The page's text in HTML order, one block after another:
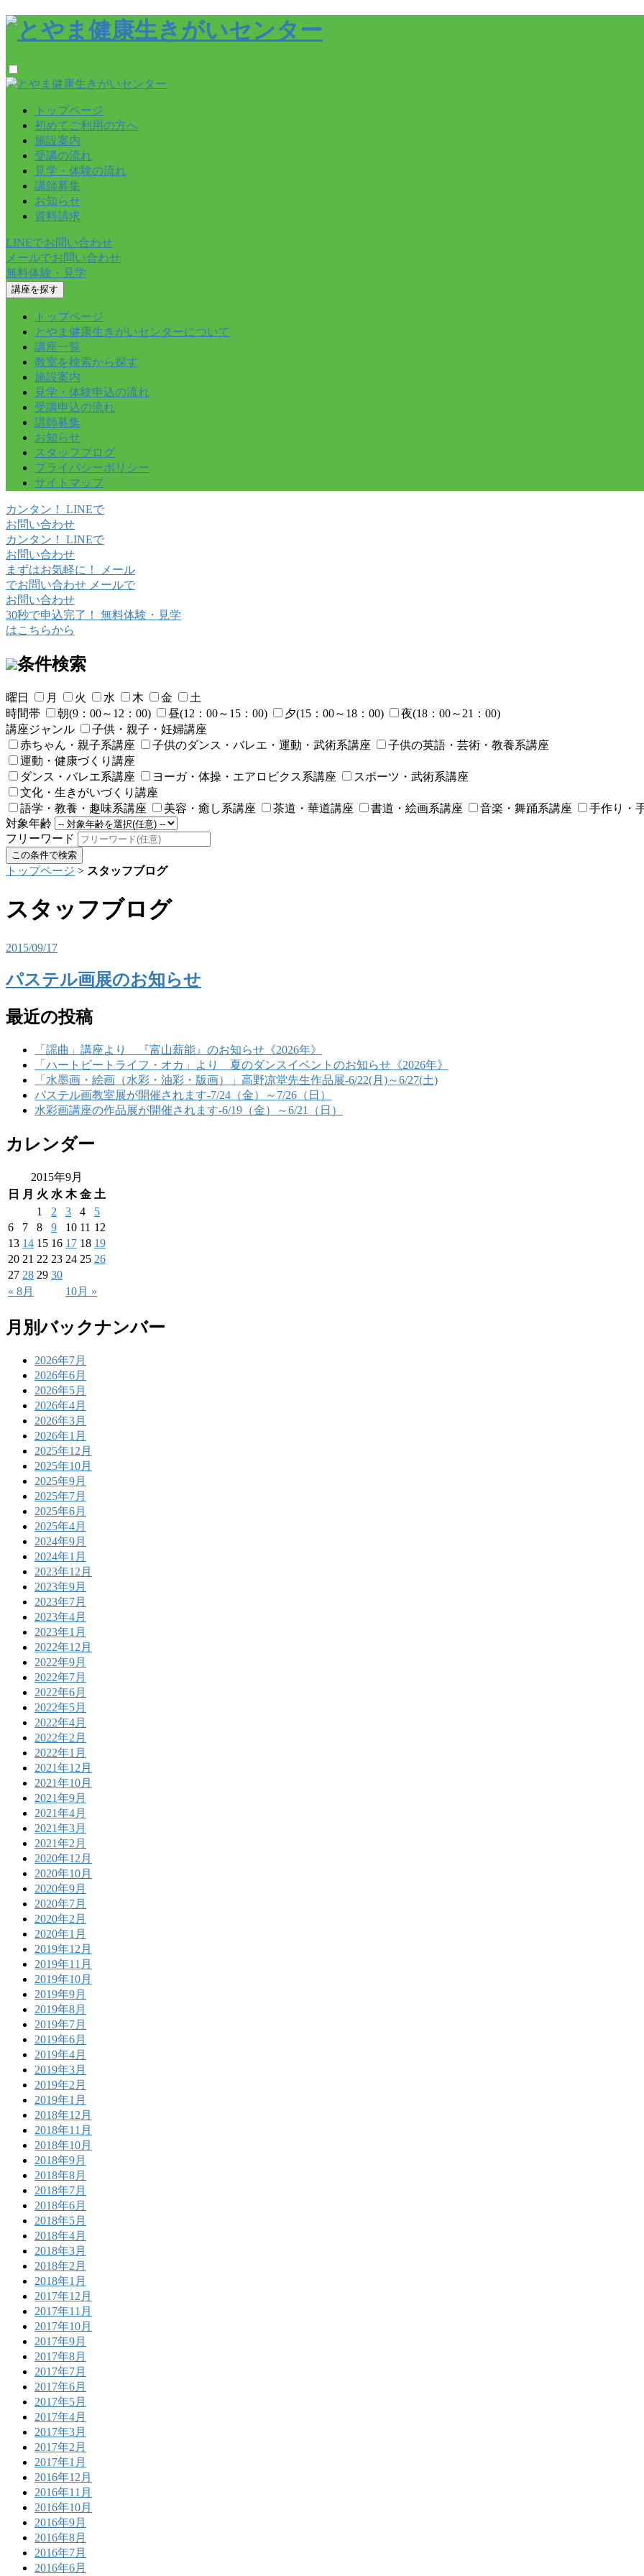
トップページ
初めてご利用の方へ
施設案内
受講の流れ
見学・体験の流れ
講師募集
お知らせ
資料請求
LINEでお問い合わせ
メールでお問い合わせ
無料体験・見学
講座を探す
トップページ
とやま健康生きがいセンターについて
講座一覧
教室を検索から探す
施設案内
見学・体験申込の流れ
受講申込の流れ
講師募集
お知らせ
スタッフブログ
プライバシーポリシー
サイトマップ
カンタン！ LINEで
お問い合わせ
カンタン！
LINEで
お問い合わせ
まずはお気軽に！
メール
でお問い合わせ メールで
お問い合わせ
30秒で申込完了！
無料体験・見学
はこちらから
条件検索
曜日 月 火 水 木 金
土
時間帯
朝(9：00～12：00) 昼(12：00～15：00) 夕(15：00～18：00)
夜(18：00～21：00)
講座ジャンル
子供・親子・妊婦講座
赤ちゃん・親子系講座
子供のダンス・バレエ・運動・武術系講座
子供の英語・芸術・教養系講座
運動・健康づくり講座
ダンス・バレエ系講座
ヨーガ・体操・エアロビクス系講座
スポーツ・武術系講座
文化・生きがいづくり講座
語学・教養・趣味系講座
美容・癒し系講座 茶道・華道講座 書道・絵画系講座 音楽・舞踊系講座
手作り・
対象年齢
フリーワード
トップページ > スタッフブログ
スタッフブログ
2015/09/17
パステル画展のお知らせ
最近の投稿
「謡曲」講座より 『富山薪能』のお知らせ《2026年》
「ハートビートライフ・オカ」より 夏のダンスイベントのお知らせ《2026年》
「水墨画・絵画（水彩・油彩・版画）」高野凉堂先生作品展-6/22(月)～6/27(土)
パステル画教室展が開催されます-7/24（金）～7/26（日）
水彩画講座の作品展が開催されます-6/19（金）～6/21（日）
カレンダー
2015年9月
日
月 火 水 木 金 土
« 8月 10月 »
1 2 3 4
5
6
7 8 9 10 11 12
13 14 15 16 17 18 19
20 21 22 23 24 25 26
27 28 29 30
月別バックナンバー
2026年7月
2026年6月
2026年5月
2026年4月
2026年3月
2026年1月
2025年12月
2025年10月
2025年9月
2025年7月
2025年6月
2025年4月
2024年9月
2024年1月
2023年12月
2023年9月
2023年7月
2023年4月
2023年1月
2022年12月
2022年9月
2022年7月
2022年6月
2022年5月
2022年4月
2022年2月
2022年1月
2021年12月
2021年10月
2021年9月
2021年4月
2021年3月
2021年2月
2020年12月
2020年10月
2020年9月
2020年7月
2020年2月
2020年1月
2019年12月
2019年11月
2019年10月
2019年9月
2019年8月
2019年7月
2019年6月
2019年4月
2019年3月
2019年2月
2019年1月
2018年12月
2018年11月
2018年10月
2018年9月
2018年8月
2018年7月
2018年6月
2018年5月
2018年4月
2018年3月
2018年2月
2018年1月
2017年12月
2017年11月
2017年10月
2017年9月
2017年8月
2017年7月
2017年6月
2017年5月
2017年4月
2017年3月
2017年2月
2017年1月
2016年12月
2016年11月
2016年10月
2016年9月
2016年8月
2016年7月
2016年6月